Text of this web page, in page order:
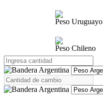
Peso Uruguayo
Peso Chileno